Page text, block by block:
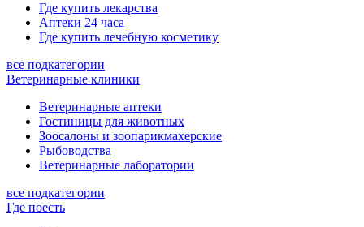
Где купить лекарства
Аптеки 24 часа
Где купить лечебную косметику
все подкатегории
Ветеринарные клиники
Ветеринарные аптеки
Гостиницы для животных
Зоосалоны и зоопарикмахерские
Рыбоводства
Ветеринарные лаборатории
все подкатегории
Где поесть